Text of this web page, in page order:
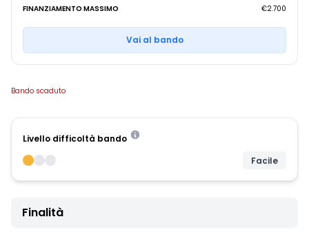
FINANZIAMENTO MASSIMO €2.700
Vai al bando
Bando scaduto
Livello difficoltà bando
Facile
Finalità